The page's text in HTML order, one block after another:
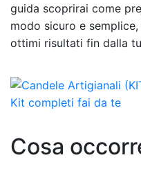
guida scoprirai come
modo sicuro e
ottimi risultati fin dalla
Cosa